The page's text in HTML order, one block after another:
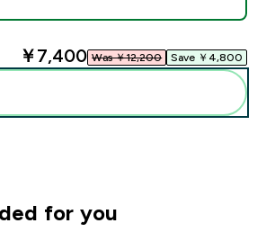
￥7,400‎ Was ￥12,200‎ Save ￥4,800‎
for you